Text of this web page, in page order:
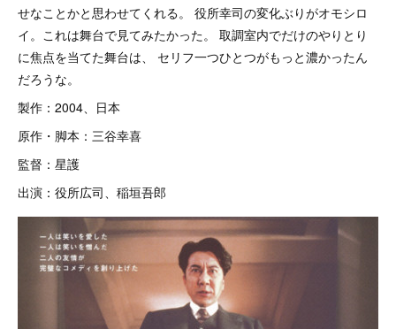
せなことかと思わせてくれる。 役所幸司の変化ぶりがオモシロ
イ。これは舞台で見てみたかった。 取調室内でだけのやりとり
に焦点を当てた舞台は、 セリフ一つひとつがもっと濃かったん
だろうな。
製作：2004、日本
原作・脚本：三谷幸喜
監督：星護
出演：役所広司、稲垣吾郎